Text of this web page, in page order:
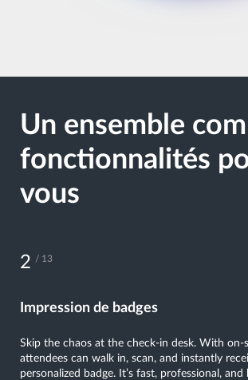
Un ensemble
fonctionnalités
vous
3 / 13
Kiosks
Put control in your attendees’ hands. Self-
up check-ins, help with ticket scanning, and
update their details on the spot. The